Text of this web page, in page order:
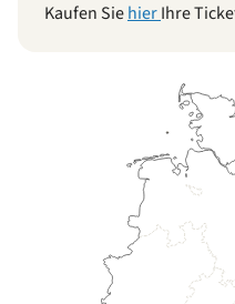
Kaufen SiehierIhre